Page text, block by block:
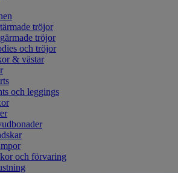
tröjor
tröjor
och tröjor
& västar
och leggings
och förvaring